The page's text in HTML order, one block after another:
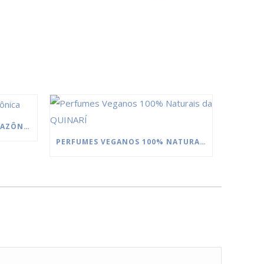
MANTEIGAS DA FLORESTA AMAZÔNICA
PERFUMES VEGANOS 100% NATURAIS DA QUINARÍ